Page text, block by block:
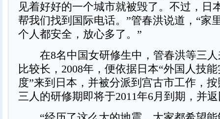
见着好好的一个城市就被毁了。不过，日
帮我们找到国际电话。”管春洪说道，“家
个人都安全，放心多了。”
在8名中国女研修生中，管春洪等三人
比较长，2008年，便依据日本“外国人技
度”来到日本，并被分派到宫古市工作，
三人的研修期即将于2011年6月到期，并